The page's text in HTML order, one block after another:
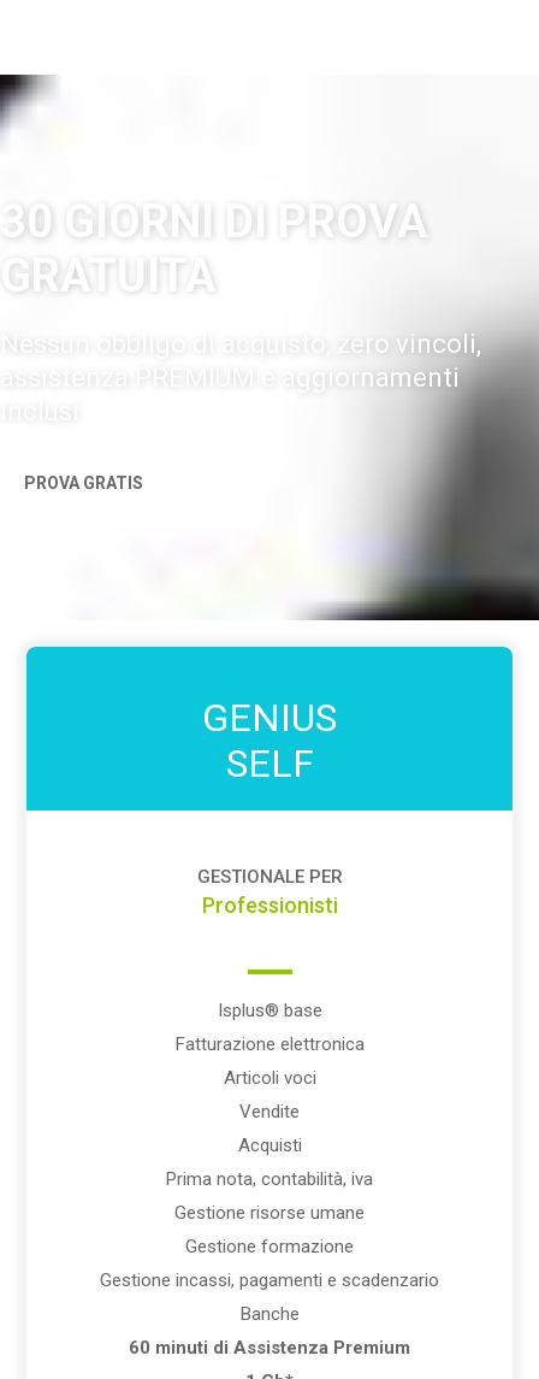
30 GIORNI DI
PROVA
GRATUITA
Nessun obbligo di acquisto, zero vincoli,
assistenza PREMIUM e aggiornamenti
PROVA GRATIS
GENIUS
SELF
GESTIONALE PER
Professionisti
Isplus® base
Fatturazione elettronica
Articoli voci
Vendite
Acquisti
Prima nota, contabilità, iva
Gestione risorse umane
Gestione formazione
Gestione incassi, pagamenti e scadenzario
Banche
60 minuti di Assistenza Premium